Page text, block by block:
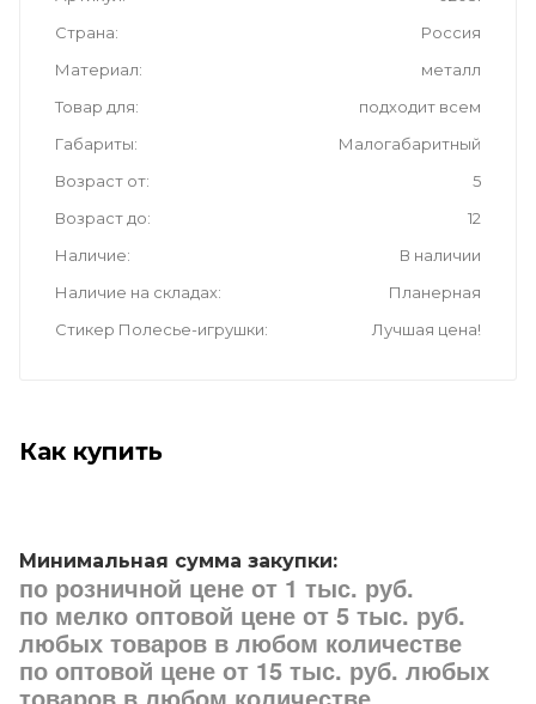
Страна
Россия
Материал
металл
Товар для
подходит всем
Габариты
Малогабаритный
Возраст от
5
Возраст до
12
Наличие
В наличии
Наличие на складах
Планерная
Стикер Полесье-игрушки
Лучшая цена!
Как купить
Минимальная сумма закупки:
по розничной цене от 1 тыс. руб.
по мелко оптовой цене от 5 тыс. руб.
любых товаров в любом количестве
по оптовой цене от 15 тыс. руб. любых